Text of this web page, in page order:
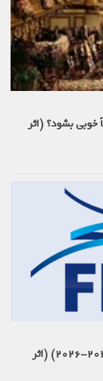
بشود؟ (اثر
قوانین تکنیکی فدراسیون جهانی شمشیربازی (2025-2026) (اثر